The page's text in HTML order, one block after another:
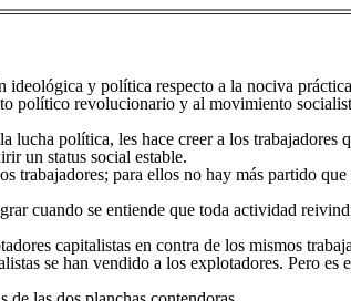
ideológica y política respecto a la nociva
político revolucionario y al movimiento
lucha política, les hace creer a los trabajadores
un status social estable.
trabajadores; para ellos no hay más partido que
cuando se entiende que toda actividad
capitalistas en contra de los mismos
se han vendido a los explotadores. Pero es